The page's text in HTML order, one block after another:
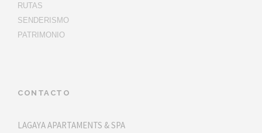
RUTAS
SENDERISMO
PATRIMONIO
CONTACTO
LAGAYA APARTAMENTS & SPA